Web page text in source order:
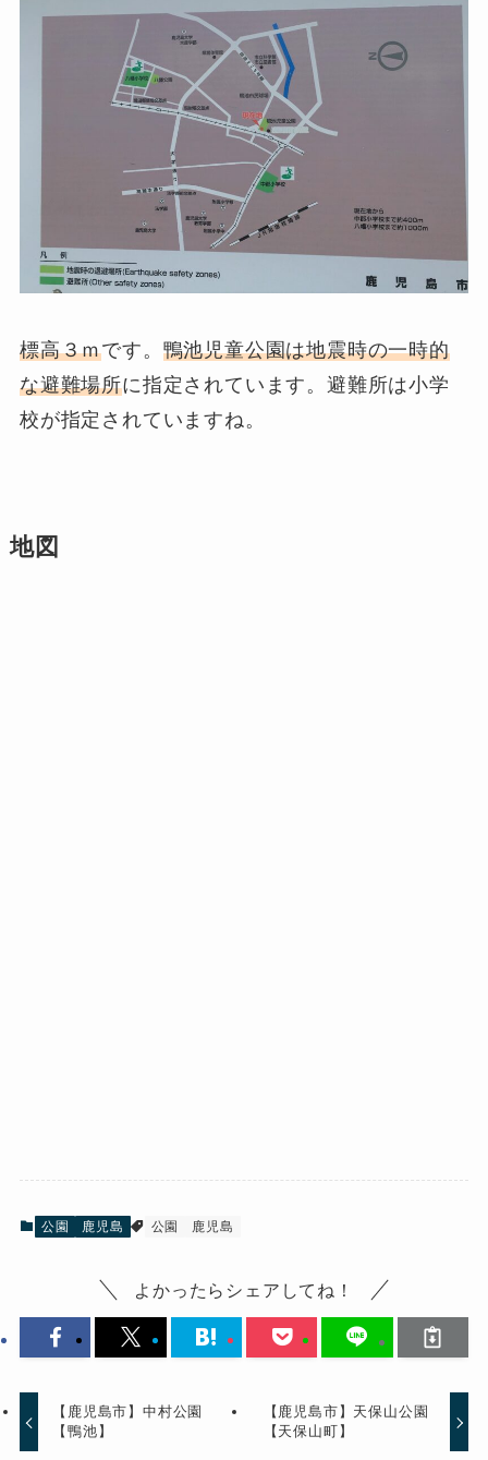
標高３ｍです。 鴨池児童公園は地震時の一時的
な避難場所に指定されています。避難所は小学
校が指定されていますね。
地図
公園 鹿児島 公園 鹿児島
よかったらシェアしてね！
【鹿児島市】中村公園
【鴨池】
【鹿児島市】天保山公園
【天保山町】